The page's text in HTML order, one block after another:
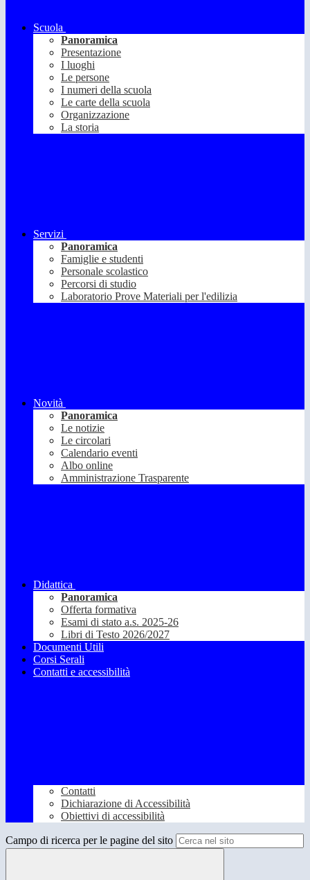
Scuola
Panoramica
Presentazione
I luoghi
Le persone
I numeri della scuola
Le carte della scuola
Organizzazione
La storia
Servizi
Panoramica
Famiglie e studenti
Personale scolastico
Percorsi di studio
Laboratorio Prove Materiali per l'edilizia
Novità
Panoramica
Le notizie
Le circolari
Calendario eventi
Albo online
Amministrazione Trasparente
Didattica
Panoramica
Offerta formativa
Esami di stato a.s. 2025-26
Libri di Testo 2026/2027
Documenti Utili
Corsi Serali
Contatti e accessibilità
Contatti
Dichiarazione di Accessibilità
Obiettivi di accessibilità
Campo di ricerca per le pagine del sito